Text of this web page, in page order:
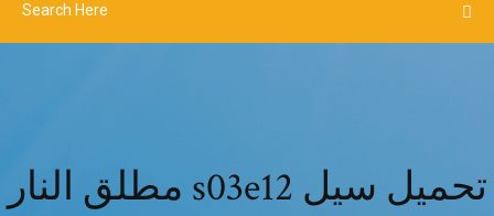
مطلق النار s03e12 تحميل سيل